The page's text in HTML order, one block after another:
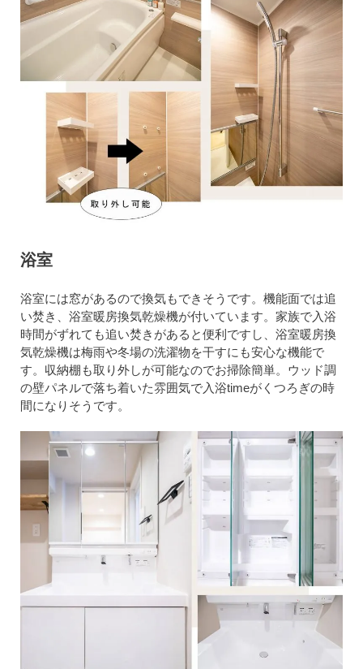
浴室
浴室には窓があるので換気もできそうです。機能面では追
い焚き、浴室暖房換気乾燥機が付いています。家族で入浴
時間がずれても追い焚きがあると便利ですし、浴室暖房換
気乾燥機は梅雨や冬場の洗濯物を干すにも安心な機能で
す。収納棚も取り外しが可能なのでお掃除簡単。ウッド調
の壁パネルで落ち着いた雰囲気で入浴timeがくつろぎの時
間になりそうです。